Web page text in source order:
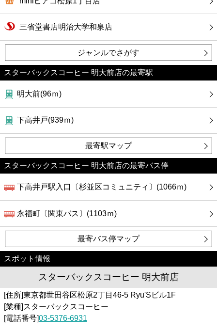
三省堂書店明治大学和泉店
ジャンルでさがす
スターバックスコーヒー 明大前店の最寄駅
明大前(96ｍ)
下高井戸(939ｍ)
最寄駅マップ
スターバックスコーヒー 明大前店の最寄バス停
下高井戸駅入口〔杉並区コミュニティ〕(1066ｍ)
永福町〔関東バス〕(1103ｍ)
最寄バス停マップ
スポット情報
スターバックスコーヒー 明大前店
[住所]東京都世田谷区松原2丁目46-5 Ryu'Sビル1F
[業種]スターバックスコーヒー
[電話番号]03-5376-6931